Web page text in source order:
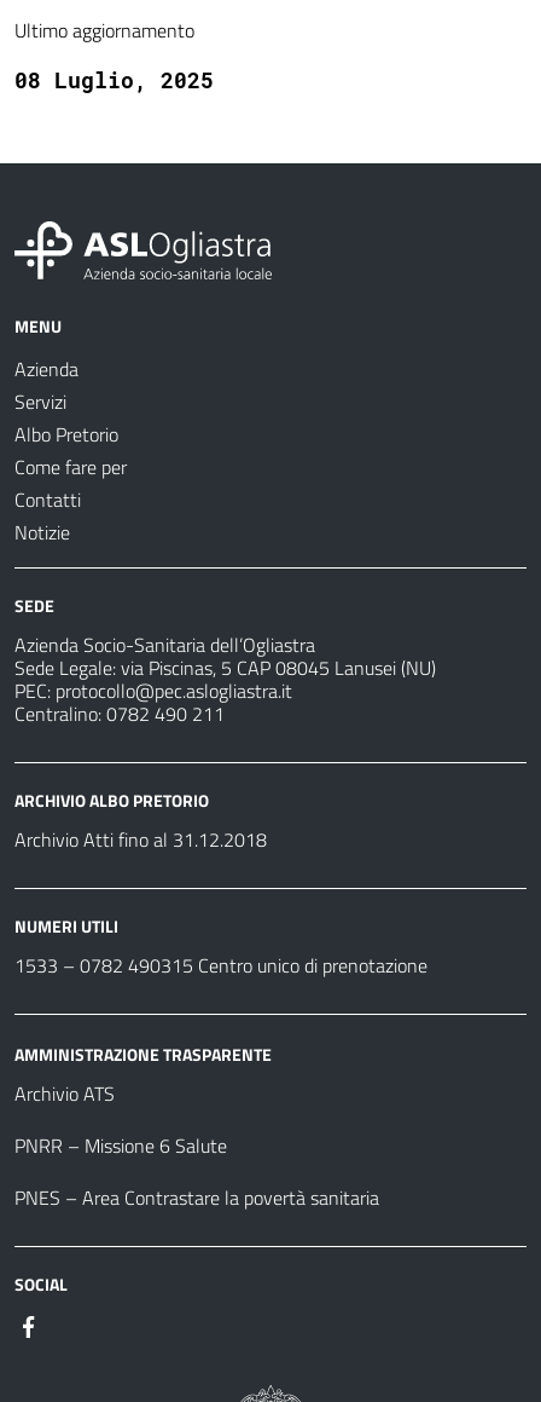
Ultimo aggiornamento
08 Luglio, 2025
MENU
Azienda
Servizi
Albo Pretorio
Come fare per
Contatti
Notizie
SEDE
Azienda Socio-Sanitaria dell’Ogliastra
Sede Legale: via Piscinas, 5 CAP 08045 Lanusei (NU)
PEC: protocollo@pec.aslogliastra.it
Centralino: 0782 490 211
ARCHIVIO ALBO PRETORIO
Archivio Atti fino al 31.12.2018
NUMERI UTILI
1533 – 0782 490315 Centro unico di prenotazione
AMMINISTRAZIONE TRASPARENTE
Archivio ATS
PNRR – Missione 6 Salute
PNES – Area Contrastare la povertà sanitaria
SOCIAL